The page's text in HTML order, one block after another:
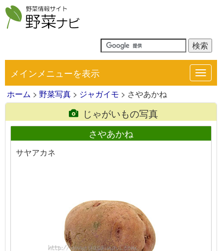
メインメニューを表示
ホーム > 野菜写真 > ジャガイモ > さやあかね
じゃがいもの写真
さやあかね
サヤアカネ